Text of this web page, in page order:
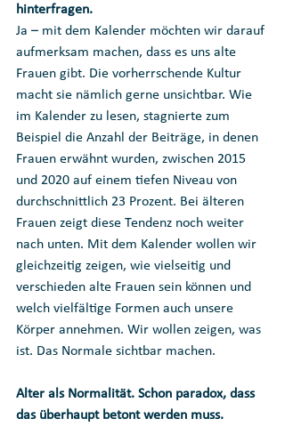
hinterfragen.
Ja – mit dem Kalender möchten wir darauf
aufmerksam machen, dass es uns alte
Frauen gibt. Die vorherrschende Kultur
macht sie nämlich gerne unsichtbar. Wie
im Kalender zu lesen, stagnierte zum
Beispiel die Anzahl der Beiträge, in denen
Frauen erwähnt wurden, zwischen 2015
und 2020 auf einem tiefen Niveau von
durchschnittlich 23 Prozent. Bei älteren
Frauen zeigt diese Tendenz noch weiter
nach unten. Mit dem Kalender wollen wir
gleichzeitig zeigen, wie vielseitig und
verschieden alte Frauen sein können und
welch vielfältige Formen auch unsere
Körper annehmen. Wir wollen zeigen, was
ist. Das Normale sichtbar machen.
Alter als Normalität. Schon paradox, dass
das überhaupt betont werden muss.